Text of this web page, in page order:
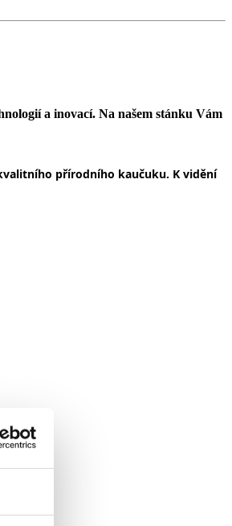
a inovací. Na našem stánku Vám
přírodního kaučuku. K vidění